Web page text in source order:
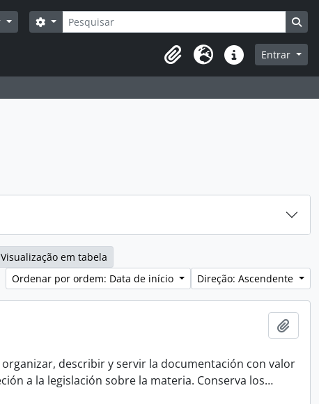
Pesquisar
Opções de busca
Área de transferência
Idioma Ligações rápidas
Entrar
Visualização em tabela
Ordenar por ordem: Data de início
Direção: Ascendente
describir y servir la documentación con valor
a la legislación sobre la materia. Conserva los…